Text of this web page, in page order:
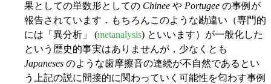
果としての単数形としての Chinee や Portugee の事例が
報告されています．もちろんこのような勘違い（専門的
には「異分析」 (metanalysis) といいます）が一般化した
という歴史的事実はありませんが，少なくとも
Japaneses のような歯摩擦音の連続が不自然であるとい
う上記の説に間接的に関わっていく可能性を匂わす事例